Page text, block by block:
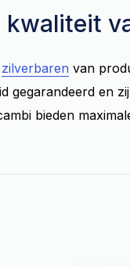
zilverbaren van
gegarandeerd en
bieden